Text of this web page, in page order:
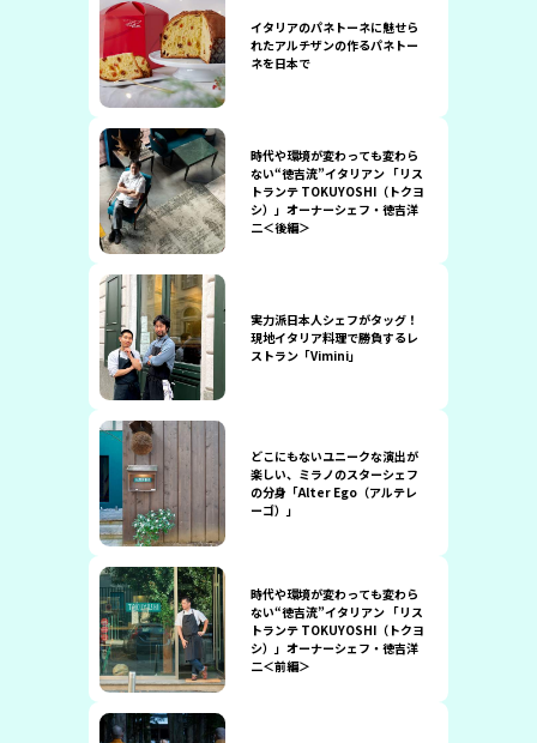
イタリアのパネトーネに魅せら
れたアルチザンの作るパネトー
ネを日本で
時代や環境が変わっても変わら
ない“徳吉流”イタリアン 「リス
トランテ TOKUYOSHI（トクヨ
シ）」オーナーシェフ・徳吉洋
二＜後編＞
実力派日本人シェフがタッグ！
現地イタリア料理で勝負するレ
ストラン「Vimini」
どこにもないユニークな演出が
楽しい、ミラノのスターシェフ
の分身「Alter Ego（アルテレ
ーゴ）」
時代や環境が変わっても変わら
ない“徳吉流”イタリアン 「リス
トランテ TOKUYOSHI（トクヨ
シ）」オーナーシェフ・徳吉洋
二＜前編＞